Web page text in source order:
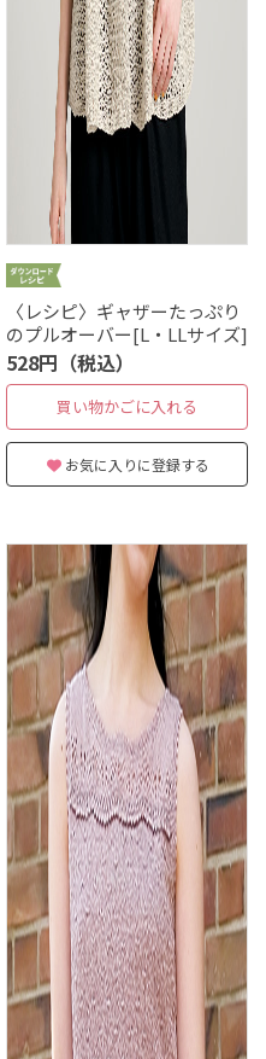
〈レシピ〉ギャザーたっぷり
のプルオーバー[L・LLサイズ]
528円（税込）
買い物かごに入れる
お気に入りに登録する